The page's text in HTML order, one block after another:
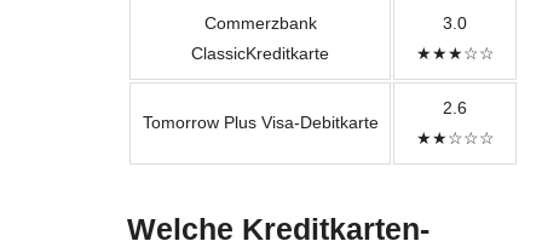
Commerzbank
ClassicKreditkarte
3.0
★★★☆☆
Tomorrow Plus Visa-Debitkarte
2.6
★★☆☆☆
Welche Kreditkarten-